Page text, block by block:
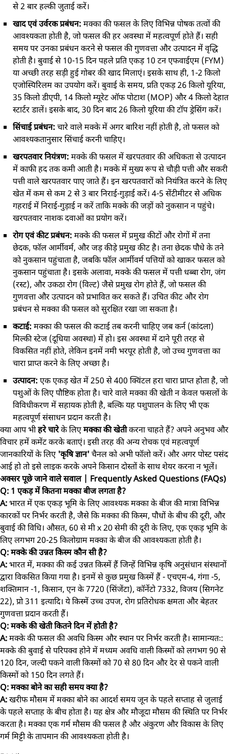
से 2 बार हल्की जुताई करें।
खाद एवं उर्वरक प्रबंधन: मक्का की फसल के लिए विभिन्न पोषक तत्वों की
आवश्यकता होती है, जो फसल की हर अवस्था में महत्वपूर्ण होते हैं। सही
समय पर उनका प्रबंधन करने से फसल की गुणवत्ता और उत्पादन में वृद्धि
होती है। बुवाई से 10-15 दिन पहले प्रति एकड़ 10 टन एफवाईएम (FYM)
या अच्छी तरह सड़ी हुई गोबर की खाद मिलाएं। इसके साथ ही, 1-2 किलो
एजोस्पिरिलम का उपयोग करें। बुवाई के समय, प्रति एकड़ 26 किलो यूरिया,
35 किलो डीएपी, 14 किलो म्यूरेट ऑफ पोटाश (MOP) और 4 किलो देहात
स्टार्टर डालें। इसके बाद, 30 दिन बाद 26 किलो यूरिया की टॉप ड्रेसिंग करें।
सिंचाई प्रबंधन: चारे वाले मक्के मेंअगर बारिश नहीं होती है, तो फसल को
आवश्यकतानुसार सिंचाई करनी चाहिए।
खरपतवार नियंत्रण: मक्के की फसल में खरपतवार की अधिकता से उत्पादन
में काफी हद तक कमी आती है। मक्के में मुख्य रूप से चौड़ी पत्ती और सकरी
पत्ती वाले खरपतवार पाए जाते हैं। इन खरपतवारों को नियंत्रित करने के लिए
खेत में कम से कम 2 से 3 बार निराई-गुड़ाई करें। 4-5 सेंटीमीटर से अधिक
गहराई में निराई-गुड़ाई न करें ताकि मक्के की जड़ों को नुकसान न पहुंचे।
खरपतवार नाशक दवाओं का प्रयोग करें।
रोग एवं कीट प्रबंधन: मक्के की फसल में प्रमुख कीटों और रोगों में तना
छेदक, फॉल आर्मीवर्म, और जड़ कीड़े प्रमुख कीट है। तना छेदक पौधे के तने
को नुकसान पहुंचाता है, जबकि फॉल आर्मीवर्म पत्तियों को खाकर फसल को
नुकसान पहुंचाता है। इसके अलावा, मक्के की फसल में पत्ती धब्बा रोग, जंग
(रस्ट), और उकठा रोग (विल्ट) जैसे प्रमुख रोग होते हैं, जो फसल की
गुणवत्ता और उत्पादन को प्रभावित कर सकते हैं। उचित कीट और रोग
प्रबंधन से मक्का की फसल को सुरक्षित रखा जा सकता है।
कटाई: मक्का की फसल की कटाई तब करनी चाहिए जब कर्न (कांदला)
मिल्की स्टेज (दूधिया अवस्था) में हो। इस अवस्था में दाने पूरी तरह से
विकसित नहीं होते, लेकिन इनमें नमी भरपूर होती है, जो उच्च गुणवत्ता का
चारा प्राप्त करने के लिए अच्छा है।
उत्पादन: एक एकड़ खेत में 250 से 400 क्विंटल हरा चारा प्राप्त होता है, जो
पशुओं के लिए पौष्टिक होता है। चारे वाले मक्का की खेती न केवल फसलों के
विविधीकरण में सहायक होती है, बल्कि यह पशुपालन के लिए भी एक
महत्वपूर्ण संसाधन प्रदान करती है।
क्या आप भीहरे चारेके लिएमक्का की खेतीकरना चाहते हैं? अपने अनुभव और
विचार हमें कमेंट करके बताएं। इसी तरह की अन्य रोचक एवं महत्वपूर्ण
जानकारियों के लिए 'कृषि ज्ञान'चैनल को अभी फॉलो करें। और अगर पोस्ट पसंद
आई हो तो इसे लाइक करके अपने किसान दोस्तों के साथ शेयर करना न भूलें।
अक्सर पूछे जाने वाले सवाल | Frequently Asked Questions (FAQs)
Q: 1 एकड़ में कितना मक्का बीज लगता है?
A:भारत में एक एकड़ भूमि के लिए आवश्यक मक्का के बीज की मात्रा विभिन्न
कारकों पर निर्भर करती है, जैसे कि मक्का की किस्म, पौधों के बीच की दूरी, और
बुवाई की विधि। औसत, 60 से मी x 20 सेमी की दूरी के लिए, एक एकड़ भूमि के
लिए लगभग 20-25 किलोग्राम मक्का के बीज की आवश्यकता होती है।
Q: मक्के की उन्नत किस्म कौन सी है?
A:भारत में, मक्का की कई उन्नत किस्में हैं जिन्हें विभिन्न कृषि अनुसंधान संस्थानों
द्वारा विकसित किया गया है। इनमें से कुछ प्रमुख किस्में हैं - एचएम-4, गंगा -5,
शक्तिमान -1, किसान, एन के 7720 (सिंजेंटा), कॉर्नेटो 7332, विजय (सिगनेट
22), प्रो 311 इत्यादि। ये किस्में उच्च उपज, रोग प्रतिरोधक क्षमता और बेहतर
गुणवत्ता प्रदान करती हैं।
Q: मक्के की खेती कितने दिन में होती है?
A:मक्के की फसल की अवधि किस्म और स्थान पर निर्भर करती है। सामान्यतः:
मक्के की बुवाई से परिपक्व होने में मध्यम अवधि वाली किस्मों को लगभग 90 से
120 दिन, जल्दी पकने वाली किस्मों को 70 से 80 दिन और देर से पकने वाली
किस्मों को 150 दिन लगते हैं।
Q: मक्का बोने का सही समय क्या है?
A:खरीफ मौसम में मक्का बोने का आदर्श समय जून के पहले सप्ताह से जुलाई
के पहले सप्ताह के बीच होता है। यह क्षेत्र और मौजूदा मौसम की स्थिति पर निर्भर
करता है। मक्का एक गर्म मौसम की फसल है और अंकुरण और विकास के लिए
गर्म मिट्टी के तापमान की आवश्यकता होती है।